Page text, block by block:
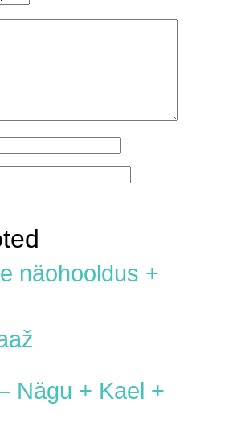
näohooldus +
Nägu + Kael +